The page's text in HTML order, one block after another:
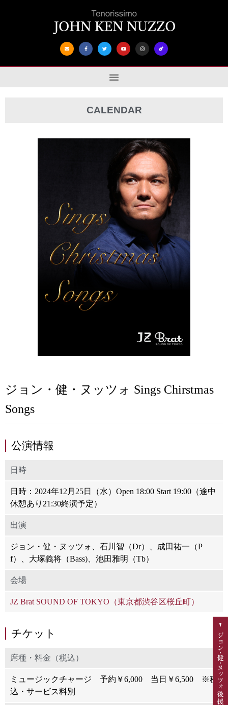
CALENDAR
ジョン・健・ヌッツォ Sings Chirstmas
Songs
公演情報
日時
日時：2024年12月25日（水）Open 18:00 Start 19:00（途中
休憩あり21:30終演予定）
出演
ジョン・健・ヌッツォ、石川智（Dr）、成田祐一（P
f）、大塚義将（Bass)、池田雅明（Tb）
会場
JZ Brat SOUND OF TOKYO（東京都渋谷区桜丘町）
チケット
席種・料金（税込）
ミュージックチャージ 予約￥6,000 当日￥6,500 ※税
込・サービス料別